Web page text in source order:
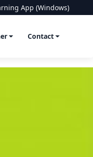
App (Windows)
Contact